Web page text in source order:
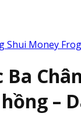
Shui Money Frog
Ba
–